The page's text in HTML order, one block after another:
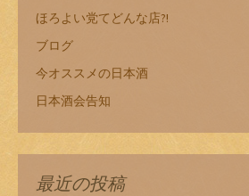
ほろよい党てどんな店?!
ブログ
今オススメの日本酒
日本酒会告知
最近の投稿